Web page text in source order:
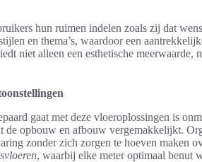
hun ruimen indelen zoals zij dat
en thema’s, waardoor een
niet alleen een esthetische meerwaarde,
gaat met deze vloeroplossingen is
de opbouw en afbouw vergemakkelijkt.
zonder zich zorgen te hoeven maken
, waarbij elke meter optimaal benut